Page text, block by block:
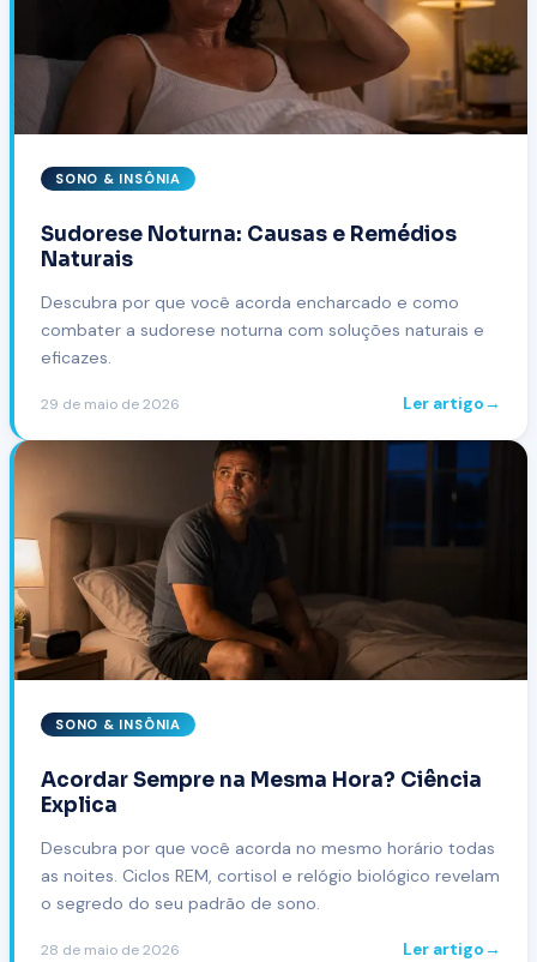
SONO & INSÔNIA
Sudorese Noturna: Causas e Remédios
Naturais
Descubra por que você acorda encharcado e como
combater a sudorese noturna com soluções naturais e
eficazes.
29 de maio de 2026 Ler artigo→
SONO & INSÔNIA
Acordar Sempre na Mesma Hora? Ciência
Explica
Descubra por que você acorda no mesmo horário todas
as noites. Ciclos REM, cortisol e relógio biológico revelam
o segredo do seu padrão de sono.
28 de maio de 2026 Ler artigo→